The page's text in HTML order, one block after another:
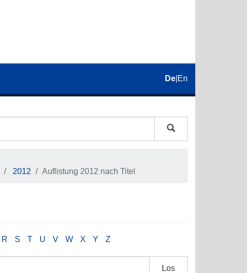
De En
2012 Auflistung 2012 nach Titel
R S T U V W X Y Z
Los